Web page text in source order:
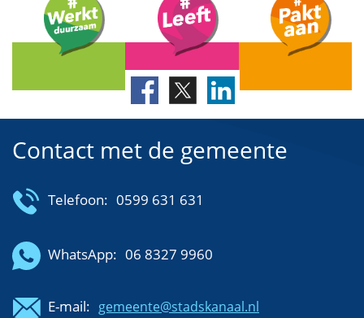
Contact met de gemeente
Telefoon: 0599 631 631
WhatsApp: 06 8327 9960
E-mail: gemeente@stadskanaal.nl